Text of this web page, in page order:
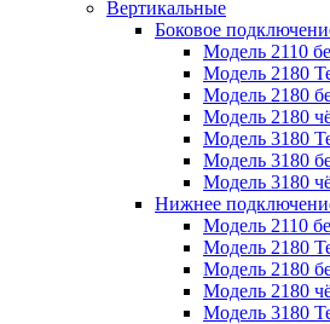
Вертикальные
Боковое
Модель 2110
Модель 2180
Модель 2180
Модель 2180
Модель 3180
Модель 3180
Модель 3180
Нижнее
Модель 2110
Модель 2180
Модель 2180
Модель 2180
Модель 3180